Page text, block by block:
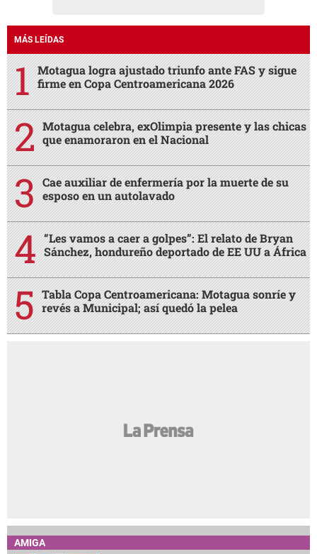
MÁS LEÍDAS
Motagua logra ajustado triunfo ante FAS y sigue
firme en Copa Centroamericana 2026
Motagua celebra, exOlimpia presente y las chicas
que enamoraron en el Nacional
Cae auxiliar de enfermería por la muerte de su
esposo en un autolavado
“Les vamos a caer a golpes”: El relato de Bryan
Sánchez, hondureño deportado de EE UU a África
Tabla Copa Centroamericana: Motagua sonríe y
revés a Municipal; así quedó la pelea
AMIGA